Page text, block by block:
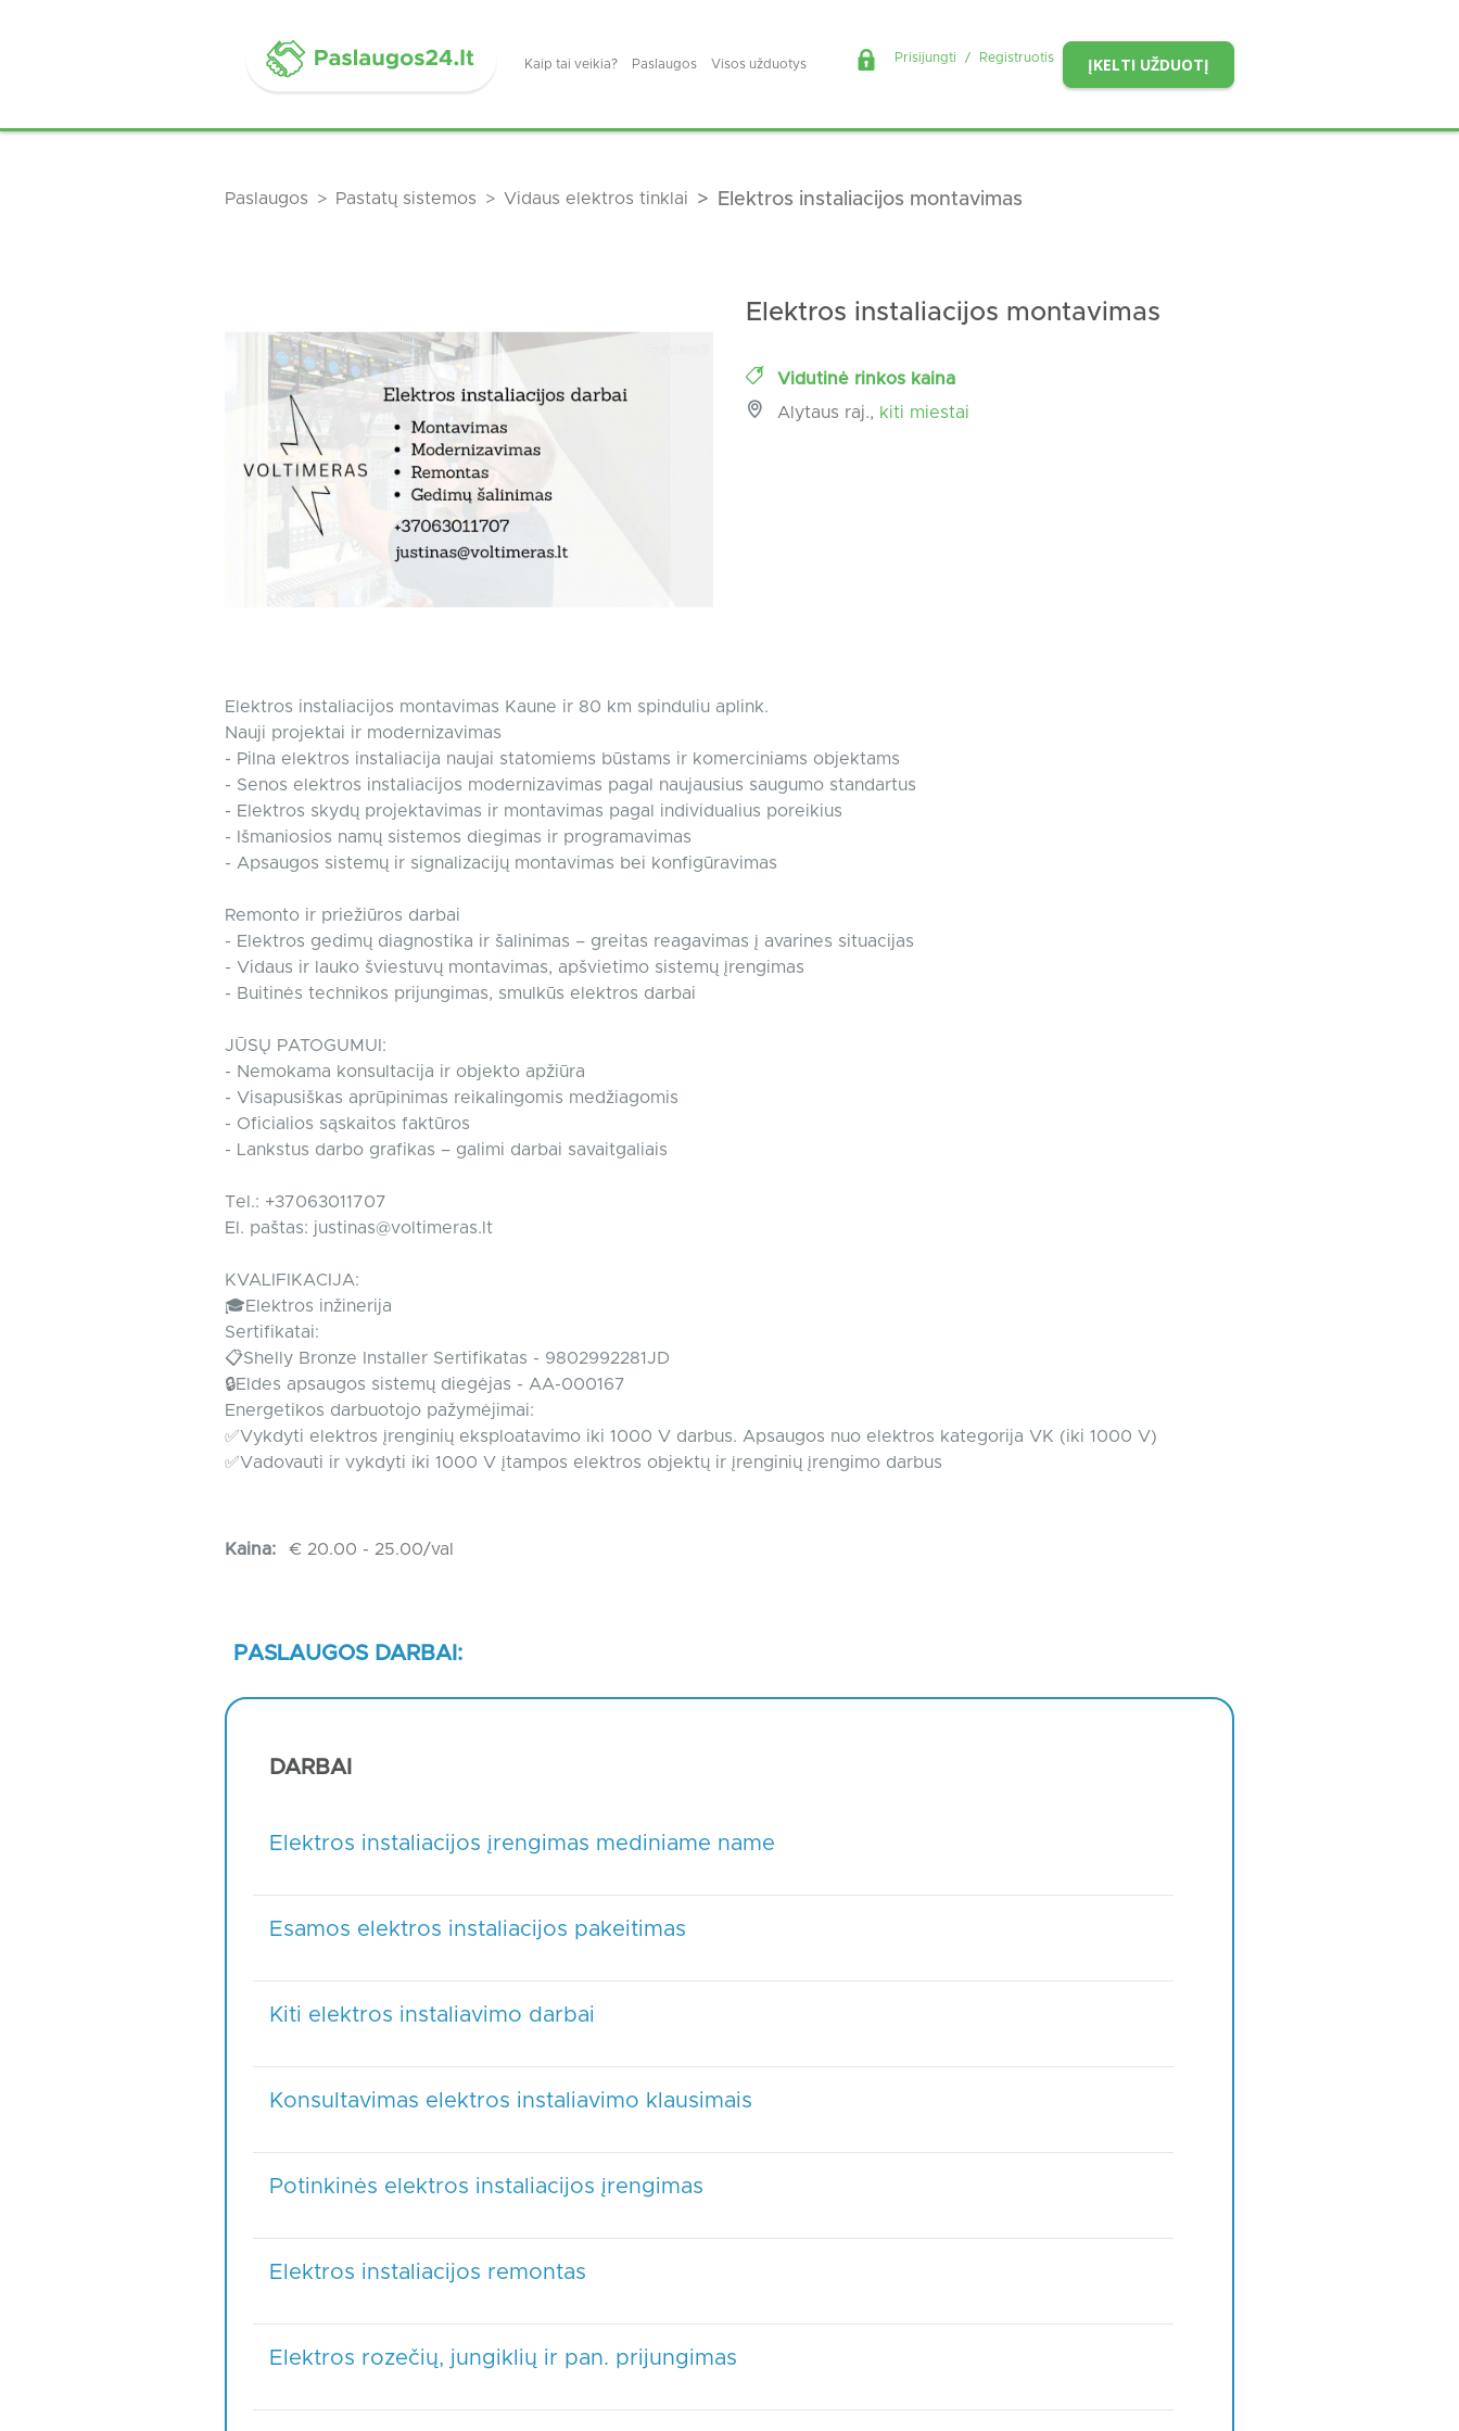
Kaip tai veikia? Paslaugos Visos užduotys ĮKELTI UŽDUOTĮ
Prisijungti / Registruotis
Paslaugos Pastatų sistemos Vidaus elektros tinklai Elektros instaliacijos montavimas
Elektros instaliacijos montavimas
Vidutinė rinkos kaina
Alytaus raj., kiti miestai
Elektros instaliacijos montavimas Kaune ir 80 km spinduliu aplink.
Nauji projektai ir modernizavimas
- Pilna elektros instaliacija naujai statomiems būstams ir komerciniams objektams
- Senos elektros instaliacijos modernizavimas pagal naujausius saugumo standartus
- Elektros skydų projektavimas ir montavimas pagal individualius poreikius
- Išmaniosios namų sistemos diegimas ir programavimas
- Apsaugos sistemų ir signalizacijų montavimas bei konfigūravimas
Remonto ir priežiūros darbai
- Elektros gedimų diagnostika ir šalinimas – greitas reagavimas į avarines situacijas
- Vidaus ir lauko šviestuvų montavimas, apšvietimo sistemų įrengimas
- Buitinės technikos prijungimas, smulkūs elektros darbai
JŪSŲ PATOGUMUI:
- Nemokama konsultacija ir objekto apžiūra
- Visapusiškas aprūpinimas reikalingomis medžiagomis
- Oficialios sąskaitos faktūros
- Lankstus darbo grafikas – galimi darbai savaitgaliais
Tel.: +37063011707
El. paštas: justinas@voltimeras.lt
KVALIFIKACIJA:
🎓Elektros inžinerija
Sertifikatai:
📋Shelly Bronze Installer Sertifikatas - 9802992281JD
🔒Eldes apsaugos sistemų diegėjas - AA-000167
Energetikos darbuotojo pažymėjimai:
✅Vykdyti elektros įrenginių eksploatavimo iki 1000 V darbus. Apsaugos nuo elektros kategorija VK (iki 1000 V)
✅Vadovauti ir vykdyti iki 1000 V įtampos elektros objektų ir įrenginių įrengimo darbus
Kaina: € 20.00 - 25.00/val
PASLAUGOS DARBAI:
DARBAI
Elektros instaliacijos įrengimas mediniame name
Esamos elektros instaliacijos pakeitimas
Kiti elektros instaliavimo darbai
Konsultavimas elektros instaliavimo klausimais
Potinkinės elektros instaliacijos įrengimas
Elektros instaliacijos remontas
Elektros rozečių, jungiklių ir pan. prijungimas